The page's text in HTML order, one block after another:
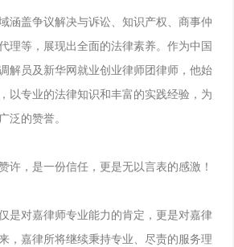
涵盖争议解决与诉讼、知识产权、商事仲
理等，展现出全面的法律素养。作为中国
解员及新华网就业创业律师团律师，他始
以专业的法律知识和丰富的实践经验，为
泛的赞誉。
许，是一份信任，更是无以言表的感激！
是对嘉律师专业能力的肯定，更是对嘉律
，嘉律所将继续秉持专业、尽责的服务理